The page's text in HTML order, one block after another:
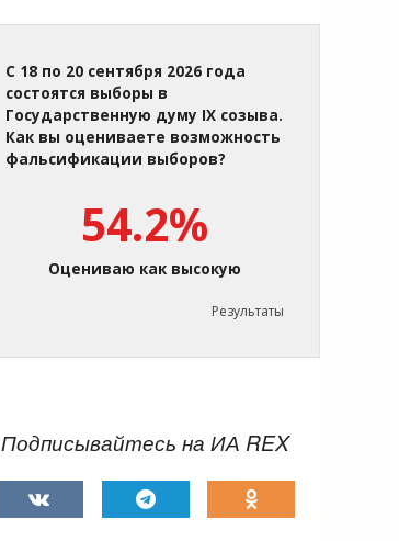
С 18 по 20 сентября 2026 года
состоятся выборы в
Государственную думу IX созыва.
Как вы оцениваете возможность
фальсификации выборов?
54.2%
Оцениваю как высокую
Результаты
Подписывайтесь на ИА REX